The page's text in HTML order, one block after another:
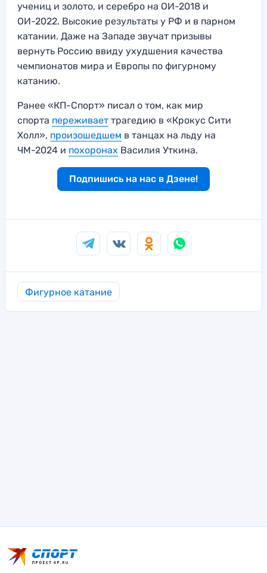
учениц и золото, и серебро на ОИ-2018 и
ОИ-2022. Высокие результаты у РФ и в парном
катании. Даже на Западе звучат призывы
вернуть Россию ввиду ухудшения качества
чемпионатов мира и Европы по фигурному
катанию.
Ранее «КП-Спорт» писал о том, как мир
спорта переживает трагедию в «Крокус Сити
Холл», произошедшем в танцах на льду на
ЧМ-2024 и похоронах Василия Уткина.
Подпишись на нас в Дзене!
Фигурное катание